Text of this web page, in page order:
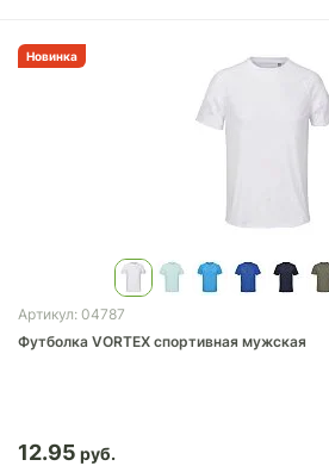
Новинка
Артикул: 04787
Футболка VORTEX спортивная мужская
12.95